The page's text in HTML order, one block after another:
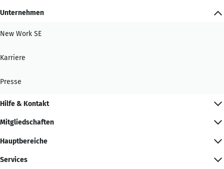
Unternehmen
New Work SE
Karriere
Presse
Hilfe & Kontakt
Mitgliedschaften
Hauptbereiche
Services